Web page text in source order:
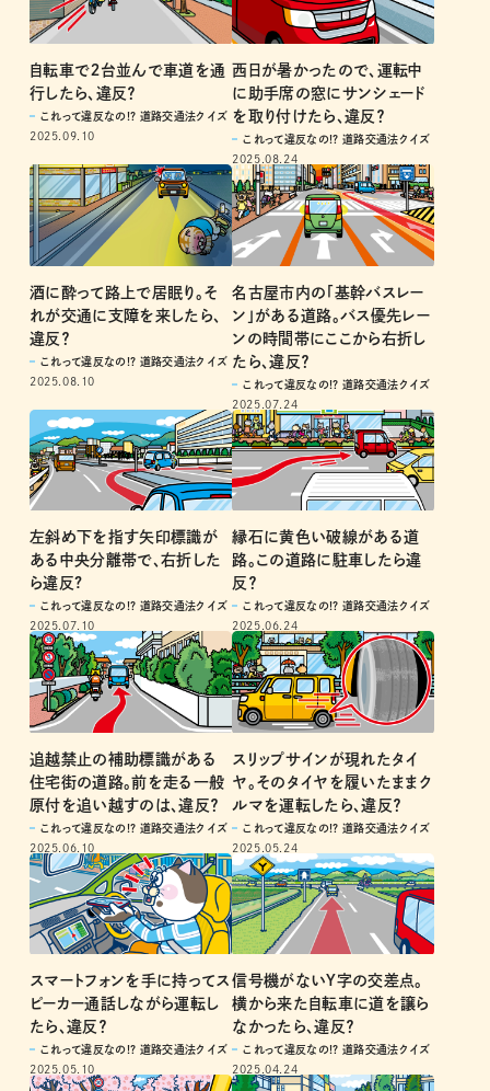
自転車で２台並んで車道を通
行したら、違反？
これって違反なの!? 道路交通法クイズ
2025.09.10
西日が暑かったので、運転中
に助手席の窓にサンシェード
を取り付けたら、違反？
これって違反なの!? 道路交通法クイズ
2025.08.24
酒に酔って路上で居眠り。そ
れが交通に支障を来したら、
違反？
これって違反なの!? 道路交通法クイズ
2025.08.10
名古屋市内の「基幹バスレー
ン」がある道路。バス優先レー
ンの時間帯にここから右折し
たら、違反？
これって違反なの!? 道路交通法クイズ
2025.07.24
左斜め下を指す矢印標識が
ある中央分離帯で、右折した
ら違反?
これって違反なの!? 道路交通法クイズ
2025.07.10
縁石に黄色い破線がある道
路。この道路に駐車したら違
反？
これって違反なの!? 道路交通法クイズ
2025.06.24
追越禁止の補助標識がある
住宅街の道路。前を走る一般
原付を追い越すのは、違反？
これって違反なの!? 道路交通法クイズ
2025.06.10
スリップサインが現れたタイ
ヤ。そのタイヤを履いたままク
ルマを運転したら、違反？
これって違反なの!? 道路交通法クイズ
2025.05.24
スマートフォンを手に持ってス
ピーカー通話しながら運転し
たら、違反？
これって違反なの!? 道路交通法クイズ
2025.05.10
信号機がないY字の交差点。
横から来た自転車に道を譲ら
なかったら、違反？
これって違反なの!? 道路交通法クイズ
2025.04.24